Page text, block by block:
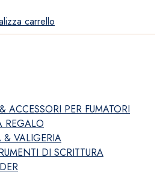
carrello
ACCESSORI PER FUMATORI
REGALO
& VALIGERIA
DI SCRITTURA